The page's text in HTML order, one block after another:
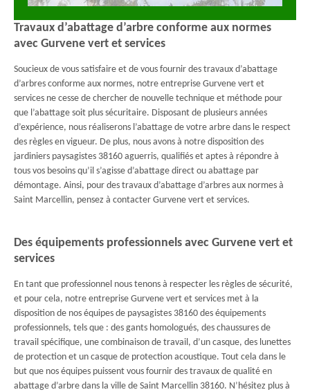
Travaux d’abattage d’arbre conforme aux normes
avec Gurvene vert et services
Soucieux de vous satisfaire et de vous fournir des travaux d’abattage
d’arbres conforme aux normes, notre entreprise Gurvene vert et
services ne cesse de chercher de nouvelle technique et méthode pour
que l’abattage soit plus sécuritaire. Disposant de plusieurs années
d’expérience, nous réaliserons l’abattage de votre arbre dans le respect
des règles en vigueur. De plus, nous avons à notre disposition des
jardiniers paysagistes 38160 aguerris, qualifiés et aptes à répondre à
tous vos besoins qu’il s’agisse d’abattage direct ou abattage par
démontage. Ainsi, pour des travaux d’abattage d’arbres aux normes à
Saint Marcellin, pensez à contacter Gurvene vert et services.
Des équipements professionnels avec Gurvene vert et
services
En tant que professionnel nous tenons à respecter les règles de sécurité,
et pour cela, notre entreprise Gurvene vert et services met à la
disposition de nos équipes de paysagistes 38160 des équipements
professionnels, tels que : des gants homologués, des chaussures de
travail spécifique, une combinaison de travail, d’un casque, des lunettes
de protection et un casque de protection acoustique. Tout cela dans le
but que nos équipes puissent vous fournir des travaux de qualité en
abattage d’arbre dans la ville de Saint Marcellin 38160. N’hésitez plus à